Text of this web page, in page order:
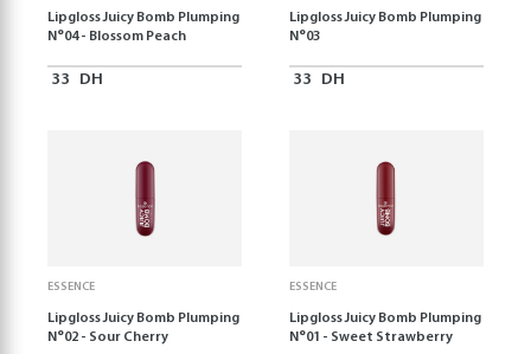
Lipgloss Juicy Bomb Plumping
N°04 - Blossom Peach
33 DH
Lipgloss Juicy Bomb Plumping
N°03
33 DH
ESSENCE
Lipgloss Juicy Bomb Plumping
N°02 - Sour Cherry
ESSENCE
Lipgloss Juicy Bomb Plumping
N°01 - Sweet Strawberry